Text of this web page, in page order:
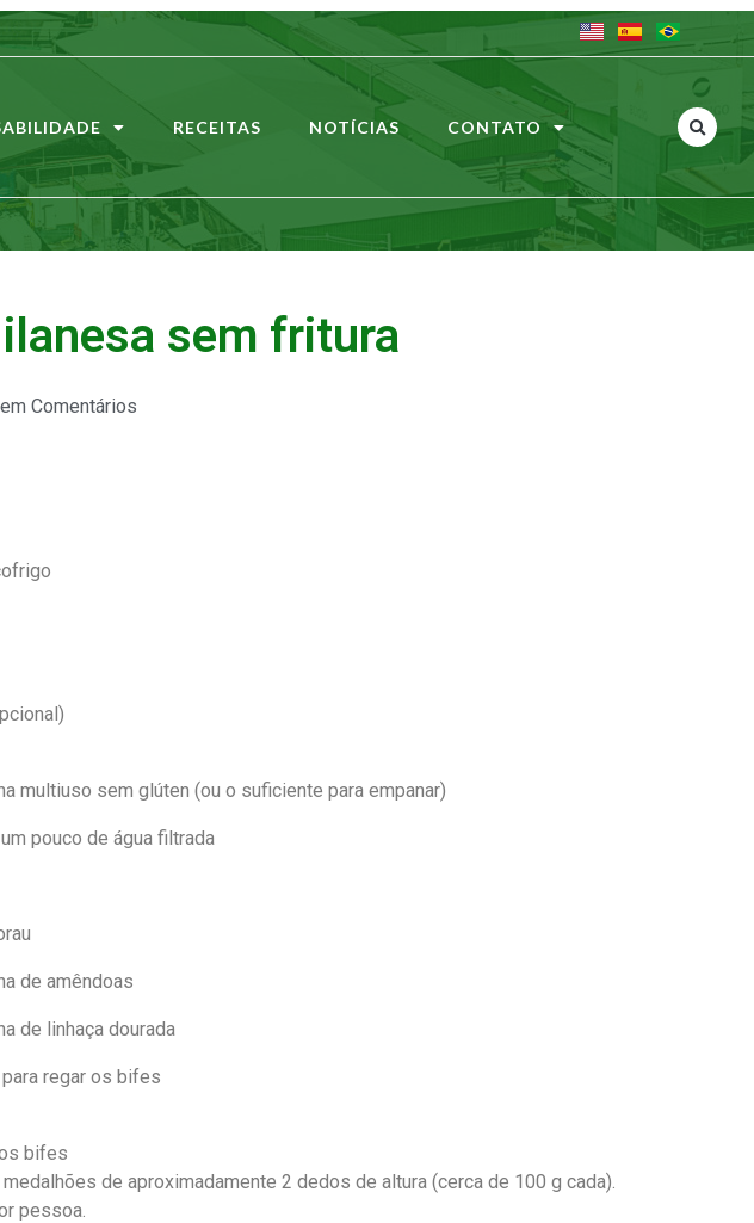
RECEITAS NOTÍCIAS CONTATO
sem fritura
Comentários
multiuso sem glúten (ou o suficiente para empanar)
pouco de água filtrada
de amêndoas
de linhaça dourada
regar os bifes
bifes
de aproximadamente 2 dedos de altura (cerca de 100 g cada).
pessoa.